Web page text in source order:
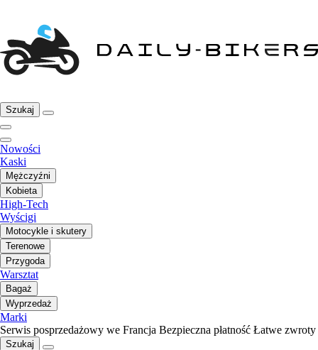
Szukaj
Nowości
Kaski
Mężczyźni
Kobieta
High-Tech
Wyścigi
Motocykle i skutery
Terenowe
Przygoda
Warsztat
Bagaż
Wyprzedaż
Marki
Serwis posprzedażowy we Francja Bezpieczna płatność Łatwe zwroty
Szukaj